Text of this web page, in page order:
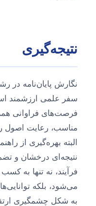
نتیجه‌گیری
نگارش پایان‌نامه در
سفر علمی ارزشمند
فرصت‌های فراوانی
مناسب، رعایت اصول
البته بهره‌گیری از
نتیجه‌ای درخشان و
فرآیند، نه تنها به
می‌شود، بلکه
به شکل چشمگیری